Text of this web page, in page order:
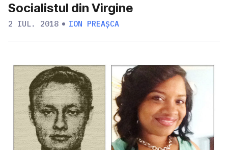
Socialistul din Virgine
2 IUL. 2018 ION PREAȘCA